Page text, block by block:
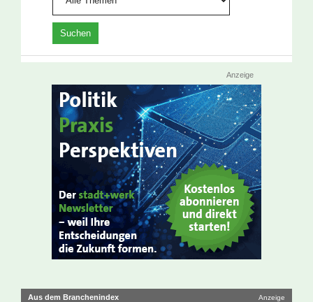
Anzeige
Aus dem Branchenindex Anzeige